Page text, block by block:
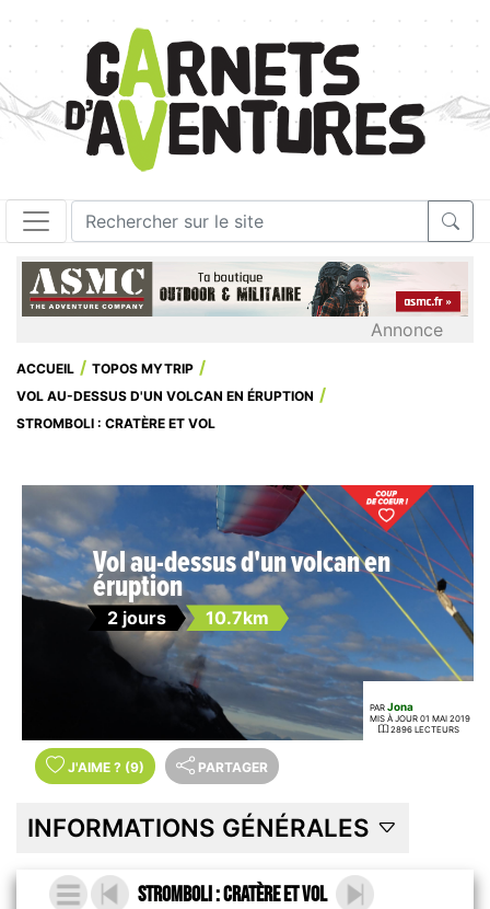
Annonce
ACCUEIL
TOPOS MYTRIP
VOL AU-DESSUS D'UN VOLCAN EN ÉRUPTION
STROMBOLI : CRATÈRE ET VOL
Vol au-dessus d'un volcan en
éruption
2 jours 10.7km
PAR Jona
MIS À JOUR 01 MAI 2019
2896 LECTEURS
J'AIME ? (9) PARTAGER
INFORMATIONS GÉNÉRALES
Stromboli : cratère et vol